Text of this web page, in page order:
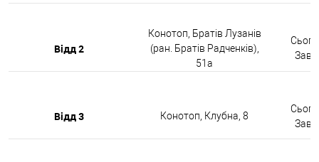
Відд 2
Конотоп, Братів Лузанів
(ран. Братів Радченків),
51а
Відд 3 Конотоп, Клубна, 8